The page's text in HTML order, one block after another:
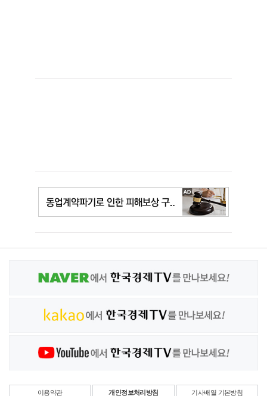
이용약관 개인정보처리방침 기사배열 기본방침